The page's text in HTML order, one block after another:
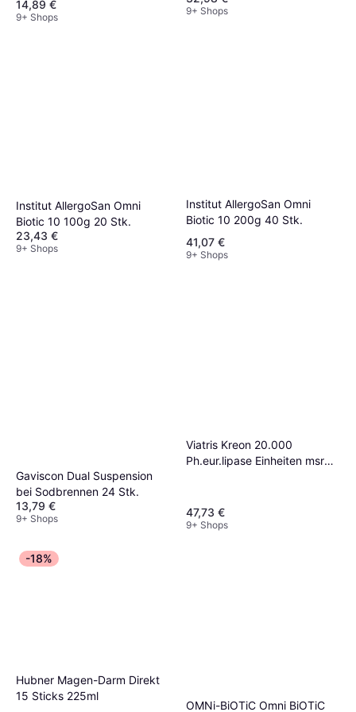
14,89 €
9+ Shops
9+ Shops
Institut AllergoSan Omni
Biotic 10 100g 20 Stk.
23,43 €
9+ Shops
Institut AllergoSan Omni
Biotic 10 200g 40 Stk.
41,07 €
9+ Shops
Gaviscon Dual Suspension
bei Sodbrennen 24 Stk.
13,79 €
9+ Shops
Viatris Kreon 20.000
Ph.eur.lipase Einheiten msr
47,73 €
9+ Shops
-18%
Hubner Magen-Darm Direkt
15 Sticks 225ml
OMNi-BiOTiC Omni BiOTiC